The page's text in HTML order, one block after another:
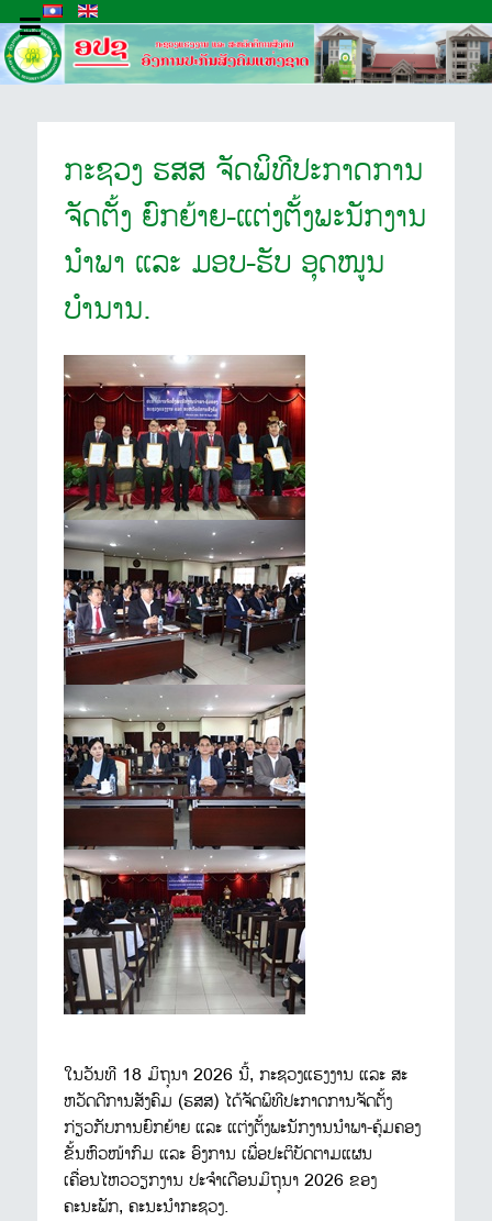
ກະຊວງ ຮສສ ຈັດພິທີປະກາດການ
ຈັດຕັ້ງ ຍົກຍ້າຍ-ແຕ່ງຕັ້ງພະນັກງານ
ນຳພາ ແລະ ມອບ-ຮັບ ອຸດໜູນ
ບຳນານ.
ໃນວັນທີ 18 ມິຖຸນາ 2026 ນີ້, ກະຊວງແຮງງານ ແລະ ສະ
ຫວັດດີການສັງຄົມ (ຮສສ) ໄດ້ຈັດພິທີປະກາດການຈັດຕັ້ງ
ກ່ຽວກັບການຍົກຍ້າຍ ແລະ ແຕ່ງຕັ້ງພະນັກງານນຳພາ-ຄຸ້ມຄອງ
ຂັ້ນຫົວໜ້າກົມ ແລະ ອົງການ ເພື່ອປະຕິບັດຕາມແຜນ
ເຄື່ອນໄຫວວຽກງານ ປະຈຳເດືອນມິຖຸນາ 2026 ຂອງ
ຄະນະພັກ, ຄະນະນຳກະຊວງ.